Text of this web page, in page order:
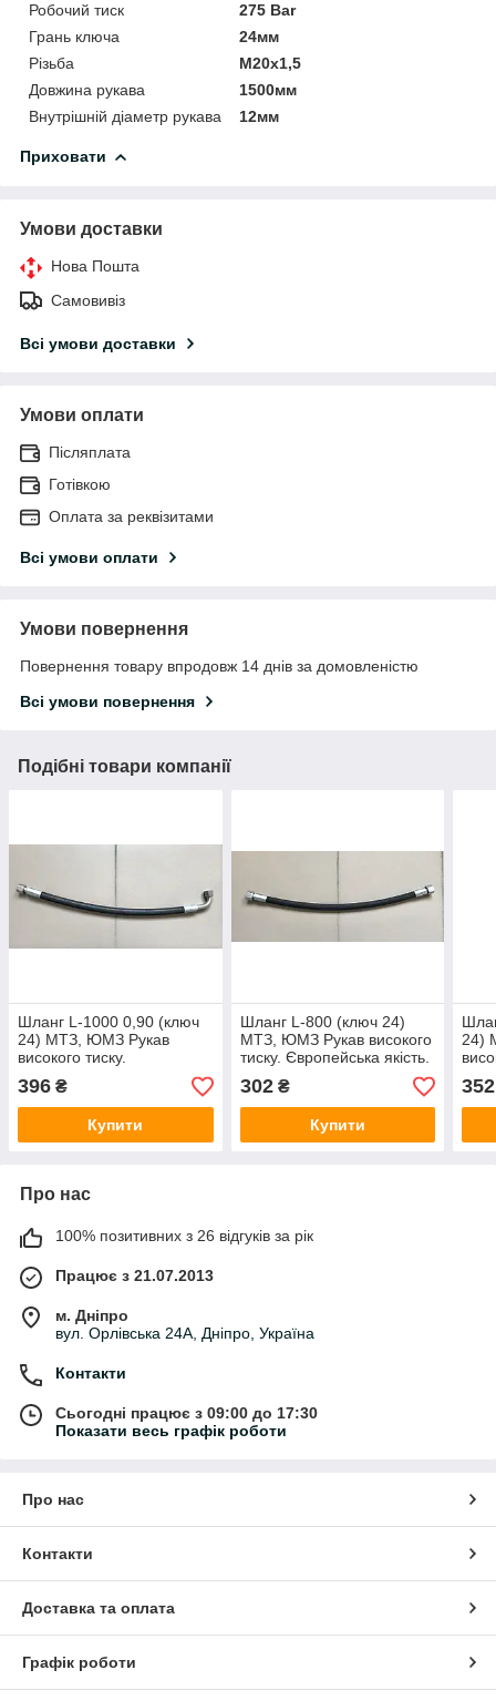
Робочий тиск
275 Bar
Грань ключа
24мм
Різьба
М20х1,5
Довжина рукава
1500мм
Внутрішній діаметр рукава
12мм
Приховати
Умови доставки
Нова Пошта
Самовивіз
Всі умови доставки
Умови оплати
Післяплата
Готівкою
Оплата за реквізитами
Всі умови оплати
Умови повернення
Повернення товару впродовж 14 днів за домовленістю
Всі умови повернення
Подібні товари компанії
Шланг L-1000 0,90 (ключ
24) МТЗ, ЮМЗ Рукав
високого тиску.
Європейська якість.
396 ₴
Купити
Шланг L-800 (ключ 24)
МТЗ, ЮМЗ Рукав високого
тиску. Європейська якість.
302₴
Купити
24)
352
Про нас
100% позитивних з 26 відгуків за рік
Працює з 21.07.2013
м. Дніпро
вул. Орлівська 24А, Дніпро, Україна
Контакти
Сьогодні працює з 09:00 до 17:30
Показати весь графік роботи
Про нас
Контакти
Доставка та оплата
Графік роботи